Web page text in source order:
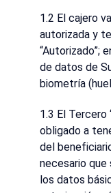
1.2 El cajero
autorizada y
“Autorizado”;
de datos de
biometría
1.3 El Tercero
obligado a
del
necesario
los datos